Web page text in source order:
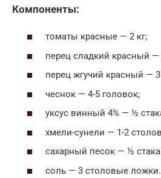
Компоненты:
томаты красные — 2 кг;
перец сладкий красный —
перец жгучий красный —
чеснок — 4-5 головок;
уксус винный 4% — ½
хмели-сунели — 1-2
сахарный песок — ½
соль — 3 столовые ложки.